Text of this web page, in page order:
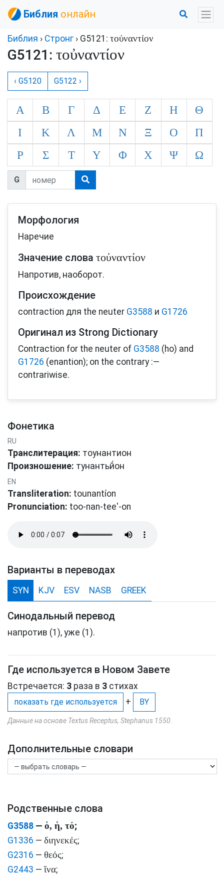
Библия онлайн
Библия › Стронг › G5121: τοὐναντίον
G5121: τοὐναντίον
‹ G5120 G5122 ›
Α Β Γ Δ Ε Ζ Η
Θ
Ι
Κ Λ Μ Ν Ξ Ο
Π
Ρ
Σ Τ Υ Φ Χ Ψ Ω
G
Морфология
Наречие
Значение слова τοὐναντίον
Напротив, наоборот.
Происхождение
contraction для the neuter G3588 и G1726
Оригинал из Strong Dictionary
Contraction for the neuter of G3588 (ho) and
G1726 (enantion); on the contrary :—
contrariwise.
Фонетика
RU
Транслитерация: тоунантион
Произношение: тунантьй́οн
EN
Transliteration: tounantíon
Pronunciation: too-nan-tee'-on
Варианты в переводах
SYN KJV ESV NASB GREEK
Синодальный перевод
напротив (1), уже (1).
Где используется в Новом Завете
Встречается: 3 раза в 3 стихах
показать где используется + BY
Данные на основе Textus Receptus, Stephanus 1550.
Дополнительные словари
Родственные слова
G3588 — ὁ, ἡ, τό;
G1336 — διηνεκές;
G2316 — θεός;
G2443 — ἵνα;